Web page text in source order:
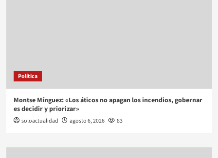
Política
Montse Mínguez: «Los áticos no apagan los incendios, gobernar
es decidir y priorizar»
soloactualidad agosto 6, 2026 83